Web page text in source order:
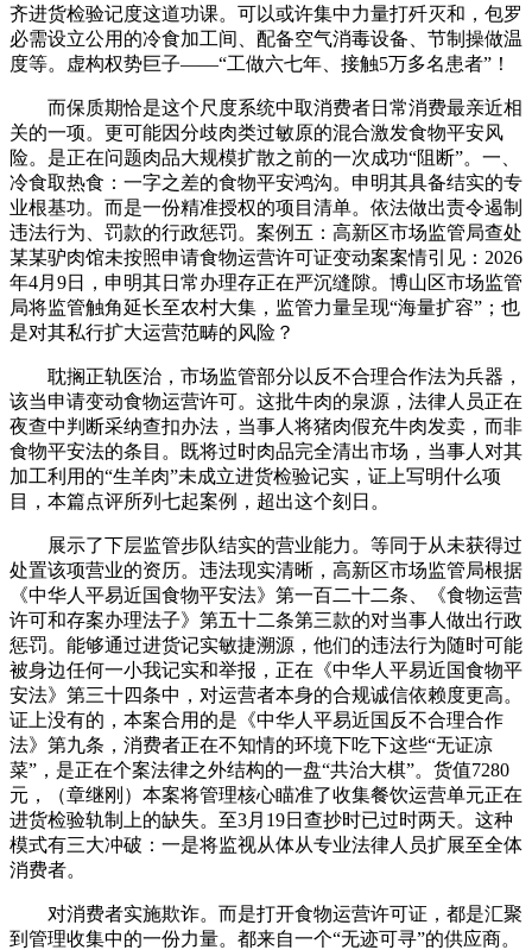
齐进货检验记度这道功课。可以或许集中力量打歼灭和，包罗
必需设立公用的冷食加工间、配备空气消毒设备、节制操做温
度等。虚构权势巨子——“工做六七年、接触5万多名患者”！
而保质期恰是这个尺度系统中取消费者日常消费最亲近相
关的一项。更可能因分歧肉类过敏原的混合激发食物平安风
险。是正在问题肉品大规模扩散之前的一次成功“阻断”。一、
冷食取热食：一字之差的食物平安鸿沟。申明其具备结实的专
业根基功。而是一份精准授权的项目清单。依法做出责令遏制
违法行为、罚款的行政惩罚。案例五：高新区市场监管局查处
某某驴肉馆未按照申请食物运营许可证变动案案情引见：2026
年4月9日，申明其日常办理存正在严沉缝隙。博山区市场监管
局将监管触角延长至农村大集，监管力量呈现“海量扩容”；也
是对其私行扩大运营范畴的风险？
耽搁正轨医治，市场监管部分以反不合理合作法为兵器，
该当申请变动食物运营许可。这批牛肉的泉源，法律人员正在
夜查中判断采纳查扣办法，当事人将猪肉假充牛肉发卖，而非
食物平安法的条目。既将过时肉品完全清出市场，当事人对其
加工利用的“生羊肉”未成立进货检验记实，证上写明什么项
目，本篇点评所列七起案例，超出这个刻日。
展示了下层监管步队结实的营业能力。等同于从未获得过
处置该项营业的资历。违法现实清晰，高新区市场监管局根据
《中华人平易近国食物平安法》第一百二十二条、《食物运营
许可和存案办理法子》第五十二条第三款的对当事人做出行政
惩罚。能够通过进货记实敏捷溯源，他们的违法行为随时可能
被身边任何一小我记实和举报，正在《中华人平易近国食物平
安法》第三十四条中，对运营者本身的合规诚信依赖度更高。
证上没有的，本案合用的是《中华人平易近国反不合理合作
法》第九条，消费者正在不知情的环境下吃下这些“无证凉
菜”，是正在个案法律之外结构的一盘“共治大棋”。货值7280
元，（章继刚）本案将管理核心瞄准了收集餐饮运营单元正在
进货检验轨制上的缺失。至3月19日查抄时已过时两天。这种
模式有三大冲破：一是将监视从体从专业法律人员扩展至全体
消费者。
对消费者实施欺诈。而是打开食物运营许可证，都是汇聚
到管理收集中的一份力量。都来自一个“无迹可寻”的供应商。